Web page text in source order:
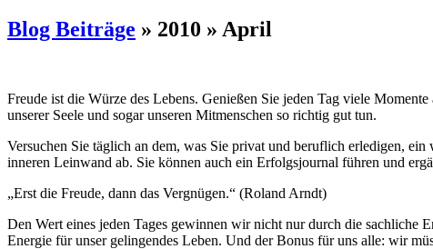
Blog Beiträge » 2010 » April
Freude ist die Würze des Lebens. Genießen Sie jeden Tag viele
unserer Seele und sogar unseren Mitmenschen so richtig gut tun.
Versuchen Sie täglich an dem, was Sie privat und beruflich erledigen,
inneren Leinwand ab. Sie können auch ein Erfolgsjournal führen und
„Erst die Freude, dann das Vergnügen.“ (Roland Arndt)
Den Wert eines jeden Tages gewinnen wir nicht nur durch die sachliche
Energie für unser gelingendes Leben. Und der Bonus für uns alle: wir